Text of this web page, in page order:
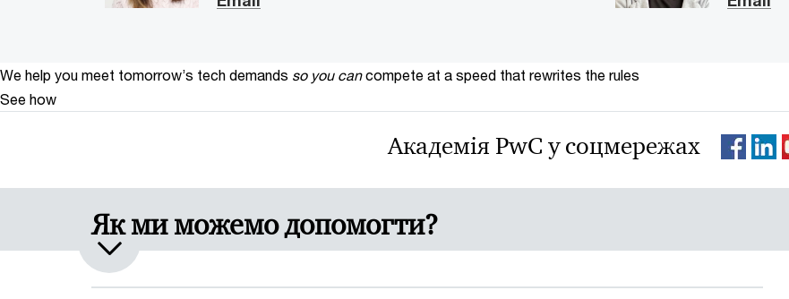
We help you meet tomorrow’s tech demands so you can compete at a speed that rewrites the rules
See how
Академія PwC у соцмережах
Як ми можемо допомогти?